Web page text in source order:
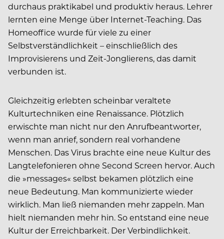
durchaus praktikabel und produktiv heraus. Lehrer
lernten eine Menge über Internet-Teaching. Das
Homeoffice wurde für viele zu einer
Selbstverständlichkeit – einschließlich des
Improvisierens und Zeit-Jonglierens, das damit
verbunden ist.
Gleichzeitig erlebten scheinbar veraltete
Kulturtechniken eine Renaissance. Plötzlich
erwischte man nicht nur den Anrufbeantworter,
wenn man anrief, sondern real vorhandene
Menschen. Das Virus brachte eine neue Kultur des
Langtelefonieren ohne Second Screen hervor. Auch
die »messages« selbst bekamen plötzlich eine
neue Bedeutung. Man kommunizierte wieder
wirklich. Man ließ niemanden mehr zappeln. Man
hielt niemanden mehr hin. So entstand eine neue
Kultur der Erreichbarkeit. Der Verbindlichkeit.